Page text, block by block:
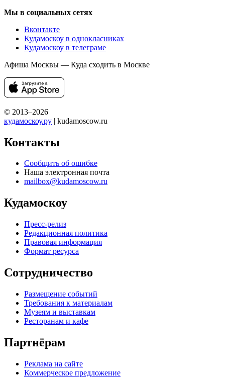
Мы в социальных сетях
Вконтакте
Кудамоскоу в однокласниках
Кудамоскоу в телеграме
Афиша Москвы — Куда сходить в Москве
© 2013–2026
кудамоскоу.ру | kudamoscow.ru
Контакты
Сообщить об ошибке
Наша электронная почта
mailbox@kudamoscow.ru
Кудамоскоу
Пресс-релиз
Редакционная политика
Правовая информация
Формат ресурса
Сотрудничество
Размещение событий
Требования к материалам
Музеям и выставкам
Ресторанам и кафе
Партнёрам
Реклама на сайте
Коммерческое предложение